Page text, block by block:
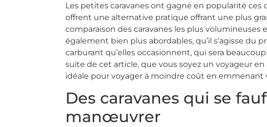
Les petites caravanes ont gagné en popularité ces
offrent une alternative pratique offrant une plus
comparaison des caravanes les plus
également bien plus abordables, qu’il s’agisse du
carburant qu’elles occasionnent, qui sera
suite de cet article, que vous soyez un voyageur
idéale pour voyager à moindre coût en
Des caravanes qui se
manœuvrer